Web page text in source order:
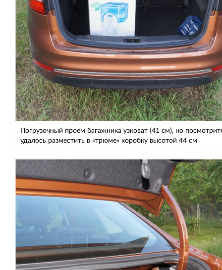
Погрузочный проем багажника узковат (41 см), но
удалось разместить в «трюме» коробку высотой 44 см